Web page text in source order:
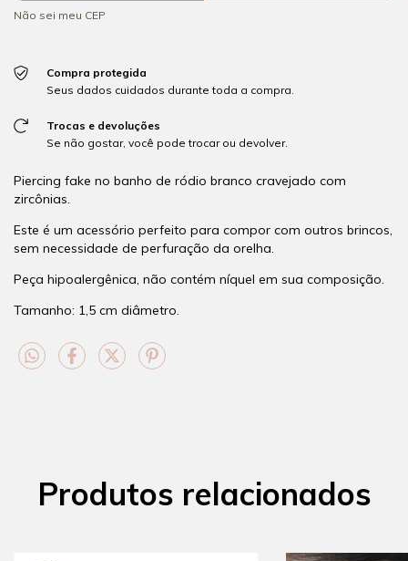
Não sei meu CEP
Compra protegida
Seus dados cuidados durante toda a compra.
Trocas e devoluções
Se não gostar, você pode trocar ou devolver.
Piercing fake no banho de ródio branco cravejado com
zircônias.
Este é um acessório perfeito para compor com outros brincos,
sem necessidade de perfuração da orelha.
Peça hipoalergênica, não contém níquel em sua composição.
Tamanho: 1,5 cm diâmetro.
Produtos relacionados